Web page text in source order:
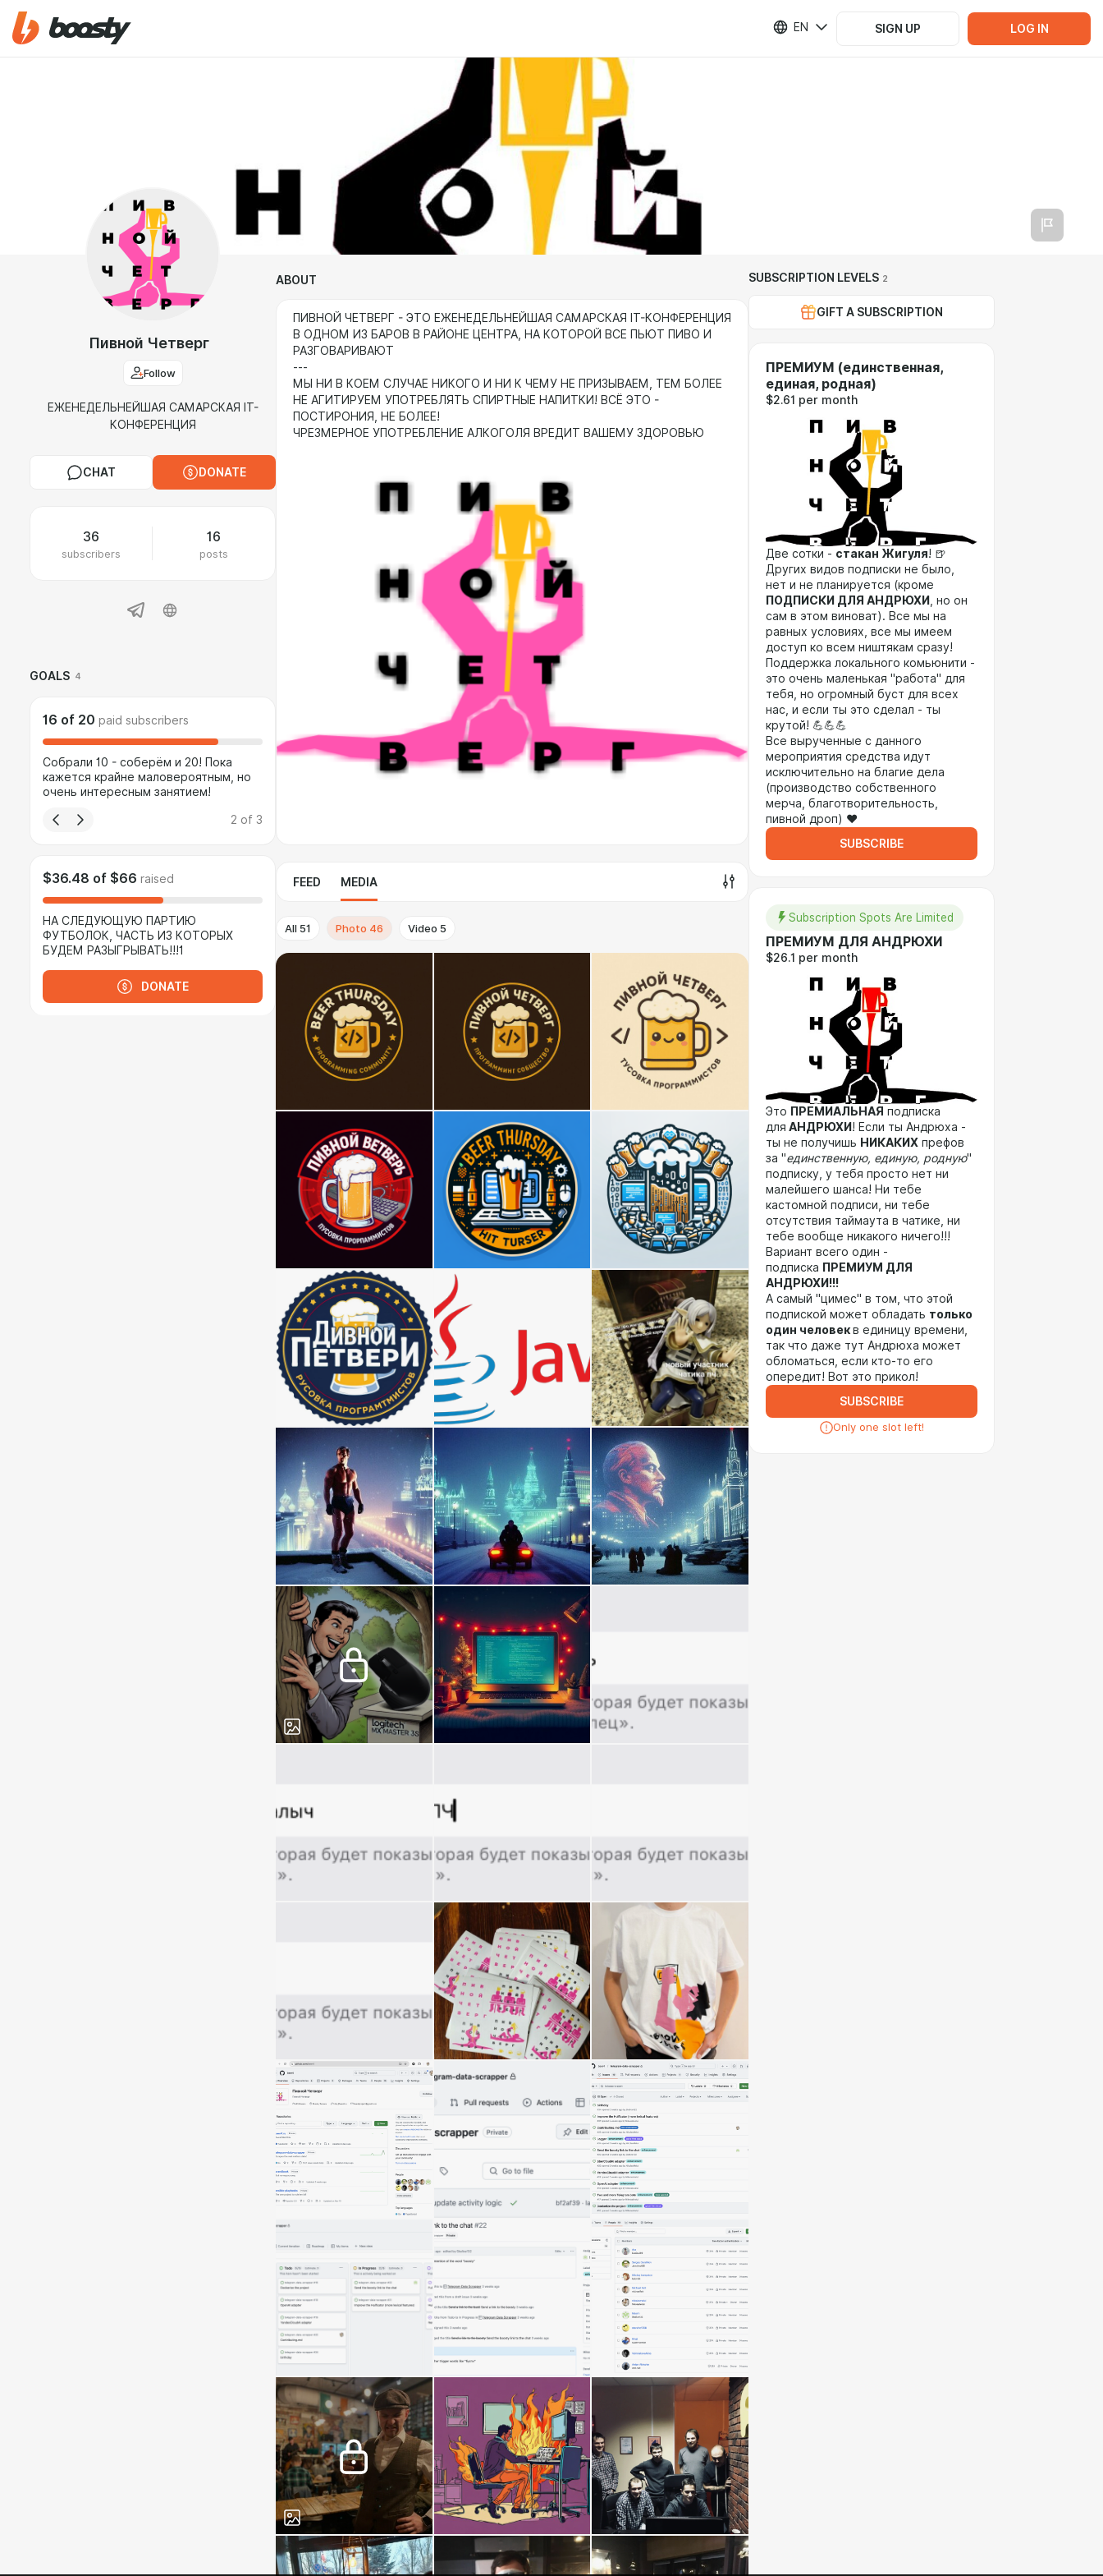
EN SIGN UP LOG IN
Пивной Четверг
Follow
ЕЖЕНЕДЕЛЬНЕЙШАЯ САМАРСКАЯ IT-
КОНФЕРЕНЦИЯ
CHAT DONATE
36
subscribers
16
posts
GOALS 4
16 of 20 paid subscribers
Собрали 10 - соберём и 20! Пока
кажется крайне маловероятным, но
очень интересным занятием!
2 of 3
$36.48 of $66 raised
НА СЛЕДУЮЩУЮ ПАРТИЮ
ФУТБОЛОК, ЧАСТЬ ИЗ КОТОРЫХ
БУДЕМ РАЗЫГРЫВАТЬ!!!1
DONATE
ABOUT
ПИВНОЙ ЧЕТВЕРГ - ЭТО ЕЖЕНЕДЕЛЬНЕЙШАЯ САМАРСКАЯ IT-КОНФЕРЕНЦИЯ
В ОДНОМ ИЗ БАРОВ В РАЙОНЕ ЦЕНТРА, НА КОТОРОЙ ВСЕ ПЬЮТ ПИВО И
РАЗГОВАРИВАЮТ
---
МЫ НИ В КОЕМ СЛУЧАЕ НИКОГО И НИ К ЧЕМУ НЕ ПРИЗЫВАЕМ, ТЕМ БОЛЕЕ
НЕ АГИТИРУЕМ УПОТРЕБЛЯТЬ СПИРТНЫЕ НАПИТКИ! ВСЁ ЭТО -
ПОСТИРОНИЯ, НЕ БОЛЕЕ!
ЧРЕЗМЕРНОЕ УПОТРЕБЛЕНИЕ АЛКОГОЛЯ ВРЕДИТ ВАШЕМУ ЗДОРОВЬЮ
FEED MEDIA
All 51 Photo 46 Video 5
SUBSCRIPTION LEVELS 2
GIFT A SUBSCRIPTION
ПРЕМИУМ (единственная,
единая, родная)
$2.61 per month
Две сотки - стакан Жигуля! 🍺
Других видов подписки не было,
нет и не планируется (кроме
ПОДПИСКИ ДЛЯ АНДРЮХИ
, но он
сам в этом виноват). Все мы на
равных условиях, все мы имеем
доступ ко всем ништякам сразу!
Поддержка локального комьюнити -
это очень маленькая "работа" для
тебя, но огромный буст для всех
нас, и если ты это сделал - ты
крутой! 💪💪💪
Все вырученные с данного
мероприятия средства идут
исключительно на благие дела
(производство собственного
мерча, благотворительность,
пивной дроп) ❤️
SUBSCRIBE
Subscription Spots Are Limited
ПРЕМИУМ ДЛЯ АНДРЮХИ
$26.1 per month
Это ПРЕМИАЛЬНАЯ подписка
для АНДРЮХИ ! Если ты Андрюха -
ты не получишь НИКАКИХ префов
за "единственную, единую, родную"
подписку, у тебя просто нет ни
малейшего шанса! Ни тебе
кастомной подписи, ни тебе
отсутствия таймаута в чатике, ни
тебе вообще никакого ничего!!!
Вариант всего один -
подписка ПРЕМИУМ ДЛЯ
АНДРЮХИ!!!
А самый "цимес" в том, что этой
подпиской может обладать только
один человекв единицу времени,
так что даже тут Андрюха может
обломаться, если кто-то его
опередит! Вот это прикол!
SUBSCRIBE
Only one slot left!